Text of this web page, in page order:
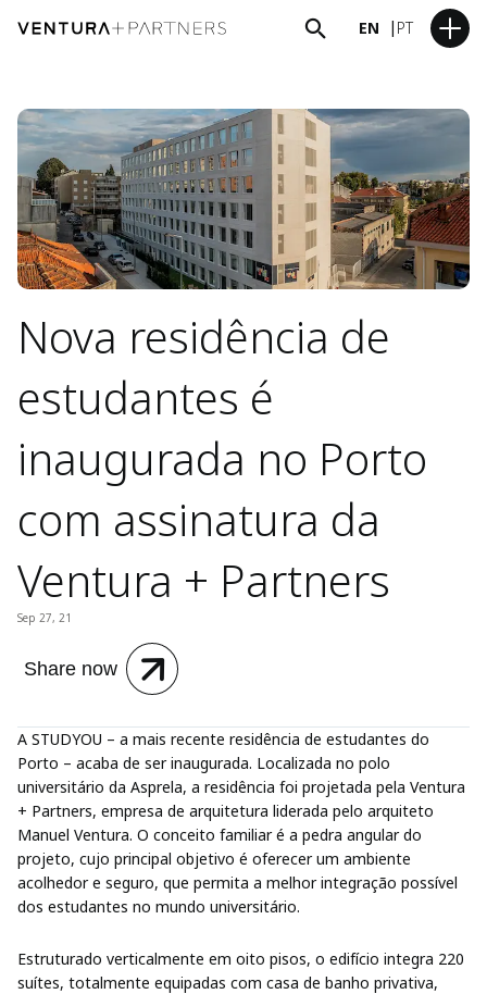
EN PT
Nova residência de
estudantes é
inaugurada no Porto
com assinatura da
Ventura + Partners
Sep 27, 21
Share now
A STUDYOU – a mais recente residência de estudantes do
Porto – acaba de ser inaugurada. Localizada no polo
universitário da Asprela, a residência foi projetada pela Ventura
+ Partners, empresa de arquitetura liderada pelo arquiteto
Manuel Ventura. O conceito familiar é a pedra angular do
projeto, cujo principal objetivo é oferecer um ambiente
acolhedor e seguro, que permita a melhor integração possível
dos estudantes no mundo universitário.
Estruturado verticalmente em oito pisos, o edifício integra 220
suítes, totalmente equipadas com casa de banho privativa,